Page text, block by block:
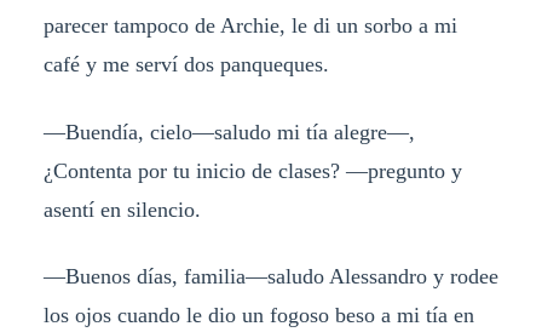
parecer tampoco de Archie, le di un sorbo a mi
café y me serví dos panqueques.
—Buendía, cielo—saludo mi tía alegre—,
¿Contenta por tu inicio de clases? —pregunto y
asentí en silencio.
—Buenos días, familia—saludo Alessandro y rodee
los ojos cuando le dio un fogoso beso a mi tía en